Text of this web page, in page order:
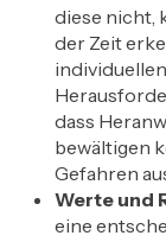
diese nicht,
der Zeit
dass
bewältigen
Gefahren
Werte und
eine